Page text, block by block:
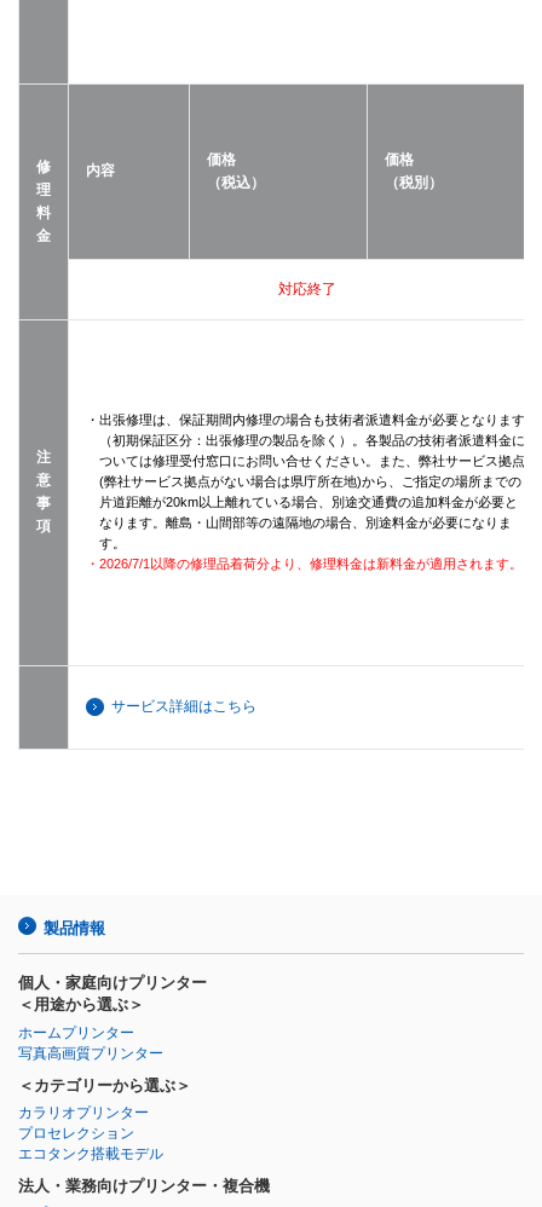
修
理
料
金
内容
価格
（税込）
価格
（税別）
対応終了
注
意
事
項
・出張修理は、保証期間内修理の場合も技術者派遣料金が必要となります
（初期保証区分：出張修理の製品を除く）。各製品の技術者派遣料金に
ついては修理受付窓口にお問い合せください。また、弊社サービス拠点
(弊社サービス拠点がない場合は県庁所在地)から、ご指定の場所までの
片道距離が20km以上離れている場合、別途交通費の追加料金が必要と
なります。離島・山間部等の遠隔地の場合、別途料金が必要になりま
す。
・2026/7/1以降の修理品着荷分より、修理料金は新料金が適用されます。
サービス詳細はこちら
製品情報
個人・家庭向けプリンター
＜用途から選ぶ＞
ホームプリンター
写真高画質プリンター
＜カテゴリーから選ぶ＞
カラリオプリンター
プロセレクション
エコタンク搭載モデル
法人・業務向けプリンター・複合機